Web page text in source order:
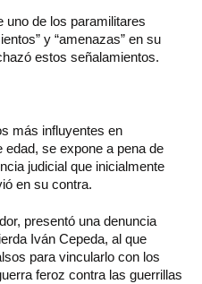
uno de los paramilitares
y “amenazas” en su
estos señalamientos.
más influyentes en
se expone a pena de
judicial que inicialmente
en su contra.
presentó una denuncia
Iván Cepeda, al que
para vincularlo con los
feroz contra las guerrillas